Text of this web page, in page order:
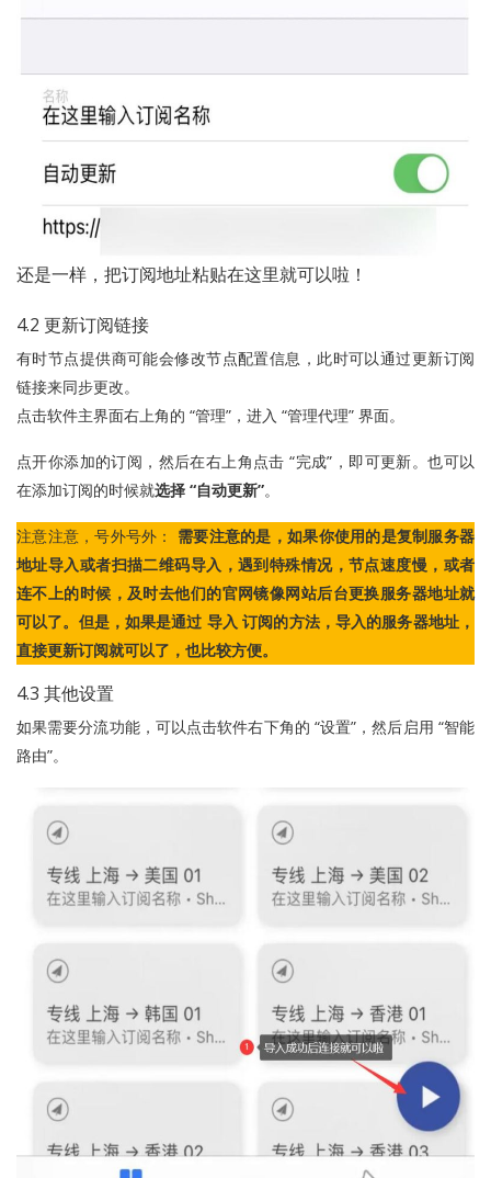
还是一样，把订阅地址粘贴在这里就可以啦！
4.2 更新订阅链接
有时节点提供商可能会修改节点配置信息，此时可以通过更新订阅
链接来同步更改。
点击软件主界面右上角的 “管理”，进入 “管理代理” 界面。
点开你添加的订阅，然后在右上角点击 “完成”，即可更新。也可以
在添加订阅的时候就选择 “自动更新”。
注意注意，号外号外： 需要注意的是，如果你使用的是复制服务器
地址导入或者扫描二维码导入，遇到特殊情况，节点速度慢，或者
连不上的时候，及时去他们的官网镜像网站后台更换服务器地址就
可以了。但是，如果是通过 导入 订阅的方法，导入的服务器地址，
直接更新订阅就可以了，也比较方便。
4.3 其他设置
如果需要分流功能，可以点击软件右下角的 “设置”，然后启用 “智能
路由”。